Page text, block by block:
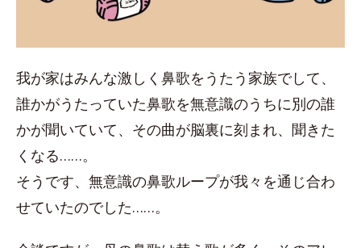
我が家はみんな激しく鼻歌をうたう家族でして、
誰かがうたっていた鼻歌を無意識のうちに別の誰
かが聞いていて、その曲が脳裏に刻まれ、聞きた
くなる……。
そうです、無意識の鼻歌ループが我々を通じ合わ
せていたのでした……。